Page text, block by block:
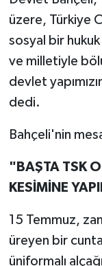
üzere, Türkiye
sosyal bir
ve milletiyle
devlet
dedi.
Bahçeli'nin
"BAŞTA TSK
KESİMİNE
15 Temmuz,
üreyen bir
üniformalı